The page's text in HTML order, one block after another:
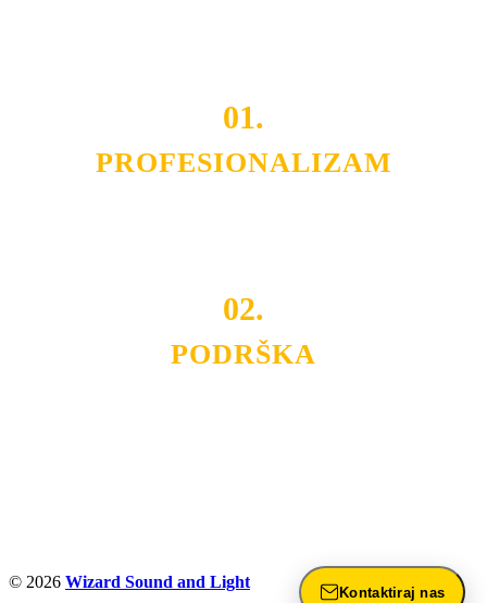
01.
PROFESIONALIZAM
02.
PODRŠKA
© 2026 Wizard Sound and Light
Kontaktiraj nas